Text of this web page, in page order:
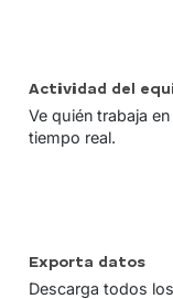
Actividad del
Ve quién trabaja
tiempo real.
Exporta datos
Descarga todos